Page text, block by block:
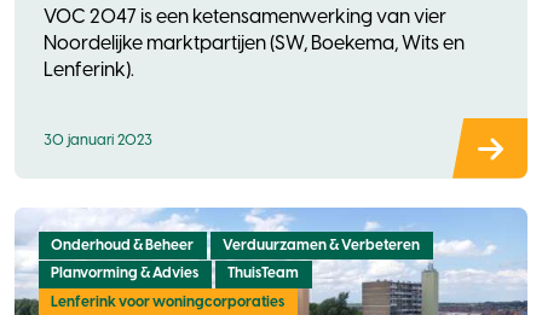
VOC 2047 is een ketensamenwerking van vier
Noordelijke marktpartijen (SW, Boekema, Wits en
Lenferink).
30 januari 2023
Onderhoud & Beheer
Verduurzamen & Verbeteren
Planvorming & Advies
ThuisTeam
Lenferink voor woningcorporaties